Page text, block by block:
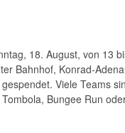
18. August, von 13
Bahnhof, Konrad-
Viele Teams
Bungee Run